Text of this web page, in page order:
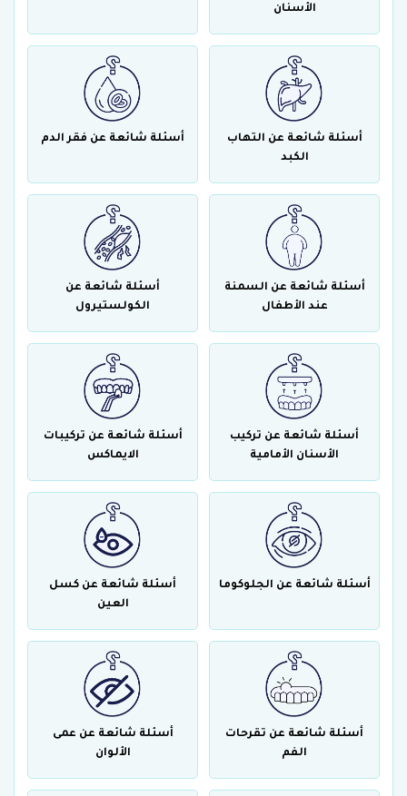
الأسنان
أسئلة شائعة عن التهاب
الكبد
أسئلة شائعة عن فقر الدم
أسئلة شائعة عن السمنة
عند الأطفال
أسئلة شائعة عن
الكولستيرول
أسئلة شائعة عن تركيب
الأسنان الأمامية
أسئلة شائعة عن تركيبات
الايماكس
أسئلة شائعة عن الجلوكوما
أسئلة شائعة عن كسل
العين
أسئلة شائعة عن تقرحات
الفم
أسئلة شائعة عن عمى
الألوان